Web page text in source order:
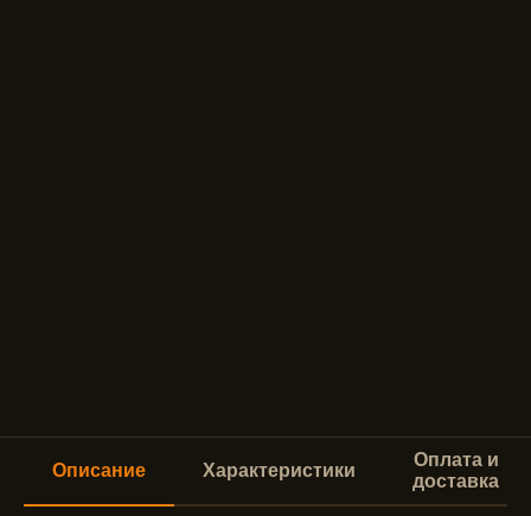
Описание Характеристики
Оплата и
доставка